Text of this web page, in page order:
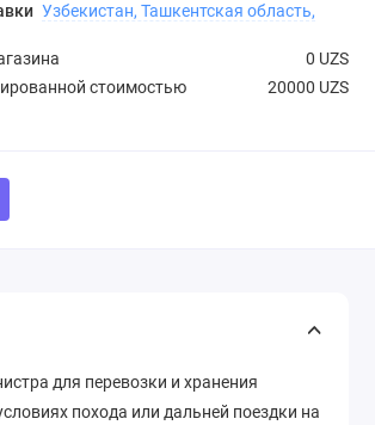
Узбекистан, Ташкентская область,
0 UZS
стоимостью
20000 UZS
для перевозки и хранения
похода или дальней поездки на